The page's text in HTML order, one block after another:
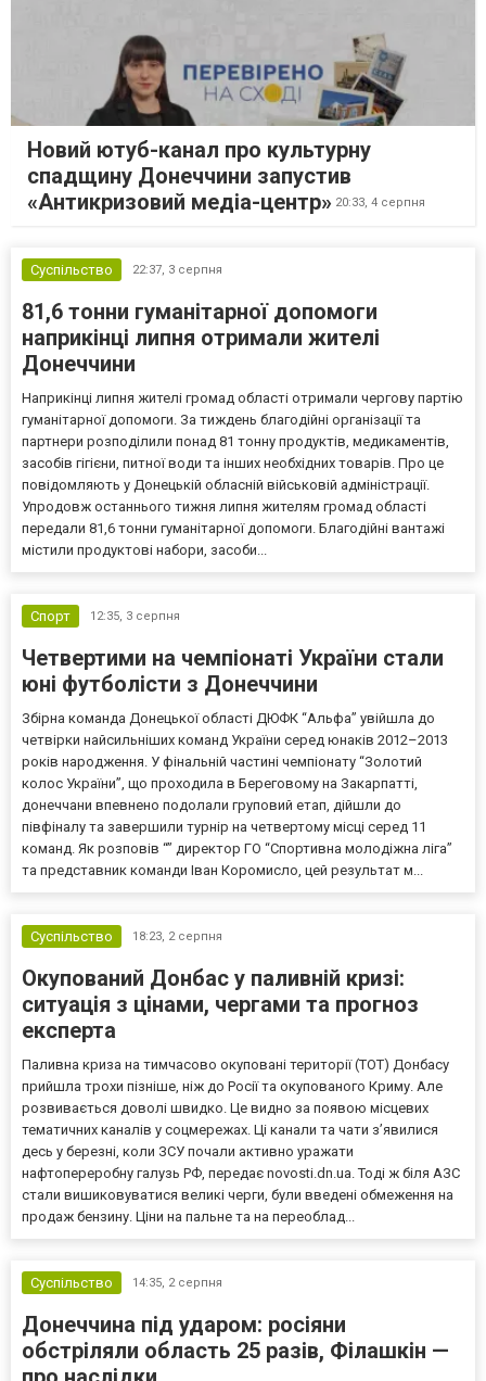
Новий ютуб-канал про культурну
спадщину Донеччини запустив
«Антикризовий медіа-центр» 20:33, 4 серпня
Суспільство 22:37, 3 серпня
81,6 тонни гуманітарної допомоги
наприкінці липня отримали жителі
Донеччини
Наприкінці липня жителі громад області отримали чергову партію
гуманітарної допомоги. За тиждень благодійні організації та
партнери розподілили понад 81 тонну продуктів, медикаментів,
засобів гігієни, питної води та інших необхідних товарів. Про це
повідомляють у Донецькій обласній військовій адміністрації.
Упродовж останнього тижня липня жителям громад області
передали 81,6 тонни гуманітарної допомоги. Благодійні вантажі
містили продуктові набори, засоби...
Спорт 12:35, 3 серпня
Четвертими на чемпіонаті України стали
юні футболісти з Донеччини
Збірна команда Донецької області ДЮФК “Альфа” увійшла до
четвірки найсильніших команд України серед юнаків 2012–2013
років народження. У фінальній частині чемпіонату “Золотий
колос України”, що проходила в Береговому на Закарпатті,
донеччани впевнено подолали груповий етап, дійшли до
півфіналу та завершили турнір на четвертому місці серед 11
команд. Як розповів “” директор ГО “Спортивна молодіжна ліга”
та представник команди Іван Коромисло, цей результат м...
Суспільство 18:23, 2 серпня
Окупований Донбас у паливній кризі:
ситуація з цінами, чергами та прогноз
експерта
Паливна криза на тимчасово окуповані території (ТОТ) Донбасу
прийшла трохи пізніше, ніж до Росії та окупованого Криму. Але
розвивається доволі швидко. Це видно за появою місцевих
тематичних каналів у соцмережах. Ці канали та чати з’явилися
десь у березні, коли ЗСУ почали активно уражати
нафтопереробну галузь РФ, передає novosti.dn.ua. Тоді ж біля АЗС
стали вишиковуватися великі черги, були введені обмеження на
продаж бензину. Ціни на пальне та на переоблад...
Суспільство 14:35, 2 серпня
Донеччина під ударом: росіяни
обстріляли область 25 разів, Філашкін —